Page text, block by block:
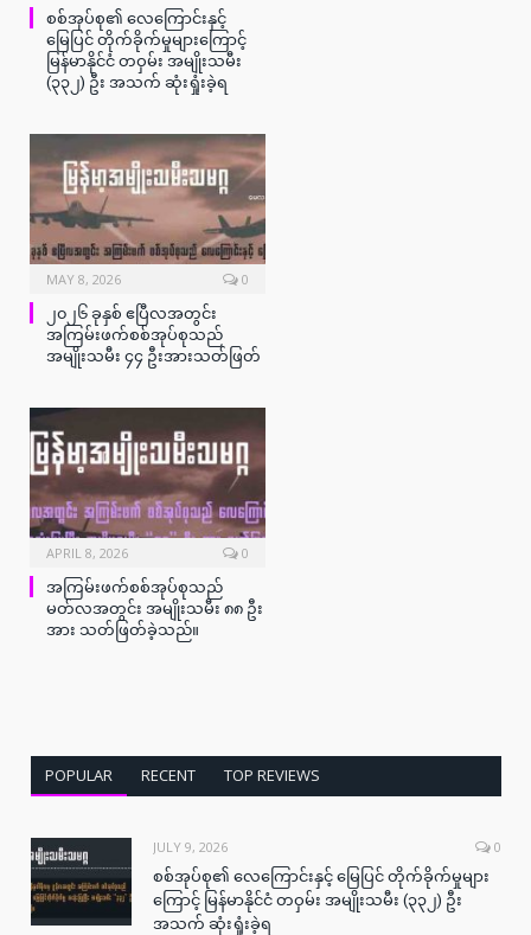
စစ်အုပ်စု၏ လေကြောင်းနှင့်
မြေပြင် တိုက်ခိုက်မှုများကြောင့်
မြန်မာနိုင်ငံ တဝှမ်း အမျိုးသမီး
(၃၃၂) ဦး အသက် ဆုံးရှုံးခဲ့ရ
MAY 8, 2026 0
၂၀၂၆ ခုနှစ် ဧပြီလအတွင်း
အကြမ်းဖက်စစ်အုပ်စုသည်
အမျိုးသမီး ၄၄ ဦးအားသတ်ဖြတ်
APRIL 8, 2026 0
အကြမ်းဖက်စစ်အုပ်စုသည်
မတ်လအတွင်း အမျိုးသမီး ၈၈ ဦး
အား သတ်ဖြတ်ခဲ့သည်။
POPULAR RECENT TOP REVIEWS
JULY 9, 2026 0
စစ်အုပ်စု၏ လေကြောင်းနှင့် မြေပြင် တိုက်ခိုက်မှုများ
ကြောင့် မြန်မာနိုင်ငံ တဝှမ်း အမျိုးသမီး (၃၃၂) ဦး
အသက် ဆုံးရှုံးခဲ့ရ